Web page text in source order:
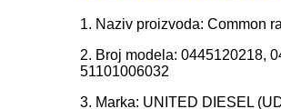
1. Naziv proizvoda: Common
2. Broj modela: 0445120218,
51101006032
3. Marka: UNITED DIESEL